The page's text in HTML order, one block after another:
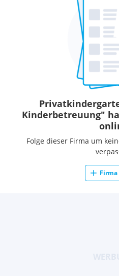
Kinderbetreuung"
Folge dieser Firma um